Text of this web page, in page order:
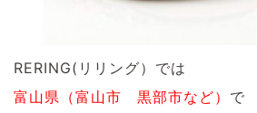
RERING(リリング）では
富山県（富山市 黒部市など） で